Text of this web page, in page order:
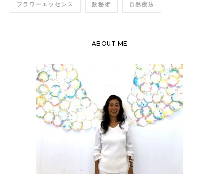
フラワーエッセンス 数秘術 自然療法
ABOUT ME